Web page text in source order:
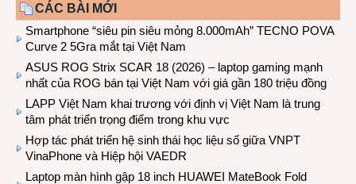
CÁC BÀI MỚI
Smartphone “siêu pin siêu mỏng 8.000mAh” TECNO POVA
Curve 2 5Gra mắt tại Việt Nam
ASUS ROG Strix SCAR 18 (2026) – laptop gaming mạnh
nhất của ROG bán tại Việt Nam với giá gần 180 triệu đồng
LAPP Việt Nam khai trương với định vị Việt Nam là trung
tâm phát triển trọng điểm trong khu vực
Hợp tác phát triển hệ sinh thái học liệu số giữa VNPT
VinaPhone và Hiệp hội VAEDR
Laptop màn hình gập 18 inch HUAWEI MateBook Fold